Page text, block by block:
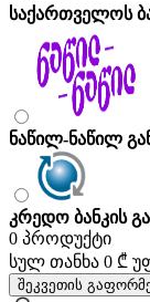
საქართველოს
ნაწილ-ნაწილ
კრედო ბანკის
0 პროდუქტი
სულ თანხა 0 ₾
შეკვეთის